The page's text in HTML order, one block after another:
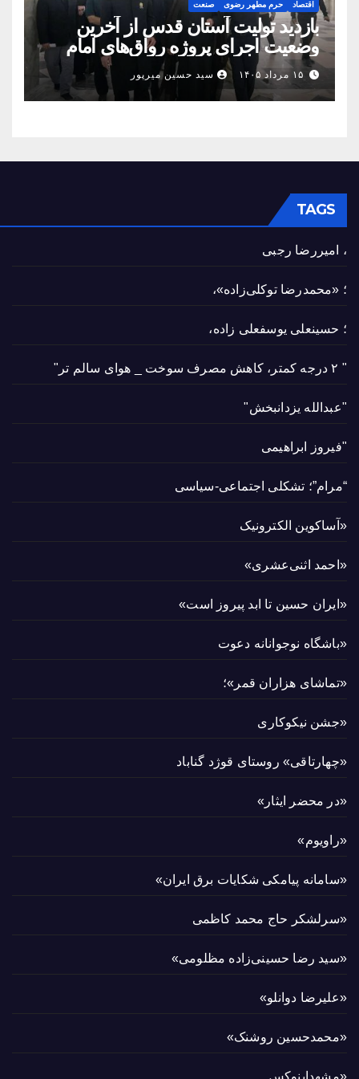
اقتصاد حرم مطهر رضوی صنعت
بازدید تولیت آستان قدس از آخرین
وضعیت اجرای پروژه رواق‌های امام
حسین(ع) و امیرالمؤمنین(ع)
۱۵ مرداد ۱۴۰۵ سید حسین میرپور
TAGS
، امیررضا رجبی
؛ «محمدرضا توکلی‌زاده»،
؛ حسینعلی یوسفعلی زاده،
" ۲ درجه کمتر، کاهش مصرف سوخت _ هوای سالم تر"
"عبدالله یزدانبخش"
"فیروز ابراهیمی
“مرام”؛ تشکلی اجتماعی-سیاسی
«آساکوین الکترونیک
«احمد اثنی‌عشری»
«ایران حسین تا ابد پیروز است»
«باشگاه نوجوانانه دعوت
«تماشای هزاران قمر»؛
«جشن نیکوکاری
«چهارتاقی» روستای قوژد گناباد
«در محضر ایثار»
«راویوم»
«سامانه پیامکی شکایات برق ایران»
«سرلشکر حاج محمد کاظمی
«سید رضا حسینی‌زاده مظلومی»
«علیرضا دوانلو»
«محمدحسین روشنک»
«مشهداینوکس